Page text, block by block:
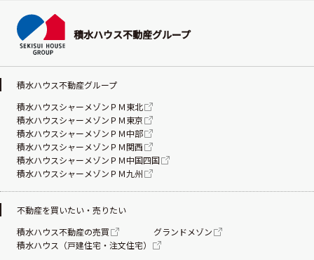
積水ハウス不動産グループ
積水ハウス不動産グループ
積水ハウスシャーメゾンＰＭ東北
積水ハウスシャーメゾンＰＭ東京
積水ハウスシャーメゾンＰＭ中部
積水ハウスシャーメゾンＰＭ関西
積水ハウスシャーメゾンＰＭ中国四国
積水ハウスシャーメゾンＰＭ九州
不動産を買いたい・売りたい
積水ハウス不動産の売買
グランドメゾン
積水ハウス（戸建住宅・注文住宅）